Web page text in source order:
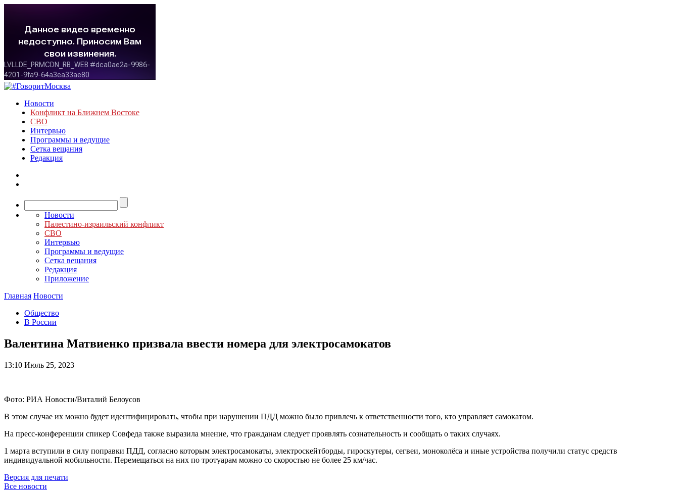
Новости
Конфликт на Ближнем Востоке
СВО
Интервью
Программы и ведущие
Сетка вещания
Редакция
Новости
Палестино-израильский конфликт
СВО
Интервью
Программы и ведущие
Сетка вещания
Редакция
Приложение
Главная Новости
Общество
В России
Валентина Матвиенко призвала ввести номера для электросамокатов
13:10 Июль 25, 2023
Фото: РИА Новости/Виталий Белоусов
В этом случае их можно будет идентифицировать, чтобы при нарушении ПДД можно было привлечь к ответственности того, кто управляет самокатом.
На пресс-конференции спикер Совфеда также выразила мнение, что гражданам следует проявлять сознательность и сообщать о таких случаях.
1 марта вступили в силу поправки ПДД, согласно которым электросамокаты, электроскейтборды, гироскутеры, сегвеи, моноколёса и иные устройства получили статус средств
индивидуальной мобильности. Перемещаться на них по тротуарам можно со скоростью не более 25 км/час.
Версия для печати
Все новости